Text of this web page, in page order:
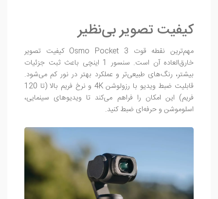
کیفیت تصویر بی‌نظیر
مهم‌ترین نقطه قوت Osmo Pocket 3 کیفیت تصویر
خارق‌العاده آن است. سنسور 1 اینچی باعث ثبت جزئیات
بیشتر، رنگ‌های طبیعی‌تر و عملکرد بهتر در نور کم می‌شود.
قابلیت ضبط ویدیو با رزولوشن 4K و نرخ فریم بالا (تا 120
فریم) این امکان را فراهم می‌کند تا ویدیوهای سینمایی،
اسلوموشن و حرفه‌ای ضبط کنید.